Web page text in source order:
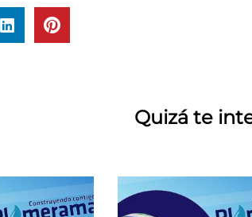
Quizá te